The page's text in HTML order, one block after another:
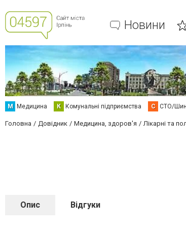
Новини
М Медицина К Комунальні підприємства С СТО/
Головна Довідник Медицина, здоров'я Лікарні та
Опис Відгуки